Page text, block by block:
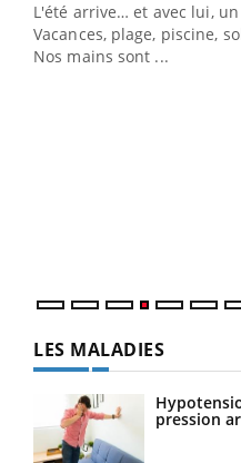
L'été arrive… et avec lui,
Vacances, plage, piscine,
Nos mains sont ...
LES MALADIES
pression